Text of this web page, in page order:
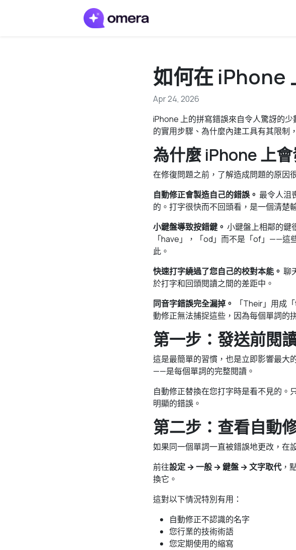
如何在 iPhone
Apr 24, 2026
iPhone 上的拼寫錯誤來自令人驚訝的
的實用步驟、為什麼內建工具有其限制
為什麼 iPhone 上
在修復問題之前，了解造成問題的原因
自動修正會製造自己的錯誤。 最令人沮
的。打字很快而不回頭看，是一個清楚
小鍵盤導致按錯鍵。 小鍵盤上相鄰的鍵
「have」，「od」而不是「of」——這
此。
快速打字繞過了您自己的校對本能。 聊
於打字和回頭閱讀之間的差距中。
同音字錯誤完全漏掉。
「Their」用成
動修正無法捕捉這些，因為每個單詞的
第一步：發送前閱
這是最簡單的習慣，也是立即影響最大
——是每個單詞的完整閱讀。
自動修正替換在您打字時是看不見的。
明顯的錯誤。
第二步：查看自動
如果同一個單詞一直被錯誤地更改，在
前往設定 → 一般 → 鍵盤 → 文字取代，
換它。
這對以下情況特別有用：
自動修正不認識的名字
您行業的技術術語
您定期使用的縮寫